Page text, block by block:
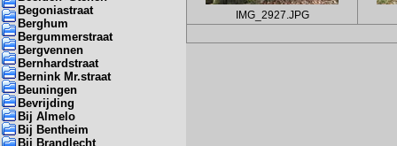
Begoniastraat
Berghum
Bergummerstraat
Bergvennen
Bernhardstraat
Bernink Mr.straat
Beuningen
Bevrijding
Bij Almelo
Bij Bentheim
Bij Brandlecht
IMG_2927.JPG